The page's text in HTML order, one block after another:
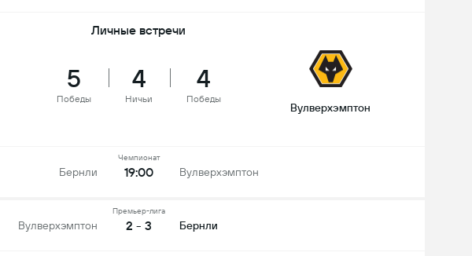
Личные встречи
5
Победы
4
Ничьи
4
Победы
Вулверхэмптон
Бернли
Чемпионат
19:00 Вулверхэмптон
Вулверхэмптон
Премьер-лига
2 - 3 Бернли